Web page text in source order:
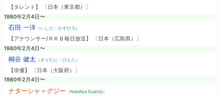
【タレント】 〔日本（東京都）〕
1980年2月4日〜
石田 一洋（いしだ・かずひろ）
【アナウンサー/ＲＫＢ毎日放送】 〔日本（広島県）〕
1980年2月4日〜
桐谷 健太（きりたに・けんた）
【俳優】 〔日本（大阪府）〕
1980年2月4日〜
ナターシャ＝グジー （Nataliya Gudziy）